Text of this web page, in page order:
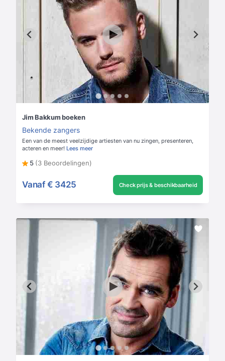
Jim Bakkum boeken
Bekende zangers
Een van de meest veelzijdige artiesten van nu zingen, presenteren,
acteren en meer! Lees meer
5 (3 Beoordelingen)
Vanaf € 3425 Check prijs & beschikbaarheid